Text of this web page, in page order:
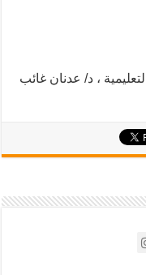
، د/ عدنان غائب